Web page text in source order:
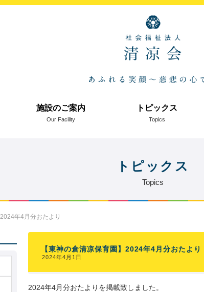
施設のご案内
Our Facility
トピックス
Topics
トピックス
Topics
2024年4月分おたより
【東神の倉清凉保育園】2024年4月分おたより
2024年4月1日
2024年4月分おたよりを掲載致しました。